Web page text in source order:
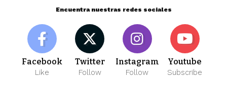
Encuentra nuestras redes sociales
Facebook
Like
Twitter
Follow
Instagram
Follow
Youtube
Subscribe